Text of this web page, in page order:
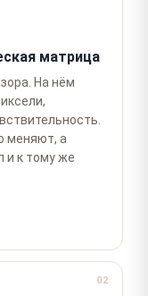
матрица
На нём
меняют, а
и к тому же
02